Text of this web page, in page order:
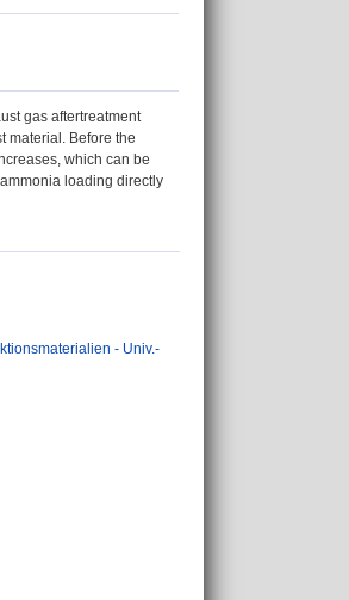
gas aftertreatment
material. Before the
which can be
loading directly
- Univ.-